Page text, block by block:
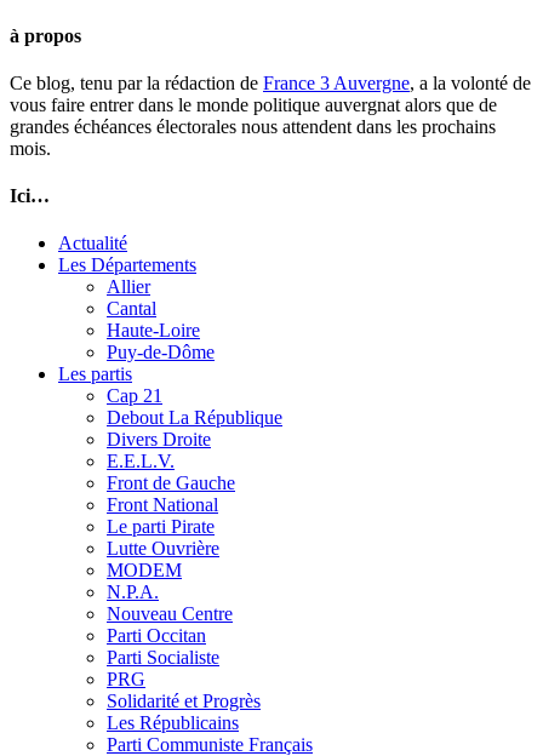
à propos
Ce blog, tenu par la rédaction de France 3 Auvergne, a la volonté de
vous faire entrer dans le monde politique auvergnat alors que de
grandes échéances électorales nous attendent dans les prochains
mois.
Ici…
Actualité
Les Départements
Allier
Cantal
Haute-Loire
Puy-de-Dôme
Les partis
Cap 21
Debout La République
Divers Droite
E.E.L.V.
Front de Gauche
Front National
Le parti Pirate
Lutte Ouvrière
MODEM
N.P.A.
Nouveau Centre
Parti Occitan
Parti Socialiste
PRG
Solidarité et Progrès
Les Républicains
Parti Communiste Français